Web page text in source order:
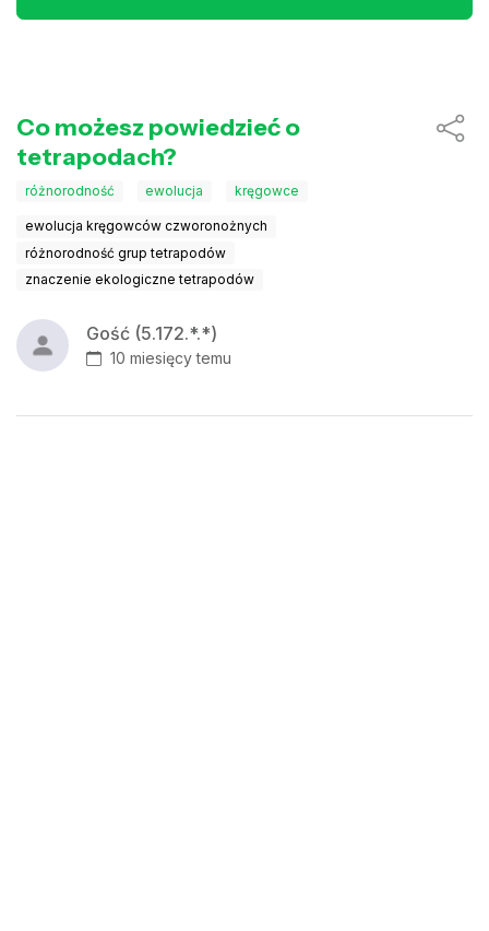
Co możesz powiedzieć o
tetrapodach?
różnorodność ewolucja kręgowce
ewolucja kręgowców czworonożnych
różnorodność grup tetrapodów
znaczenie ekologiczne tetrapodów
Gość (5.172.*.*)
10 miesięcy temu